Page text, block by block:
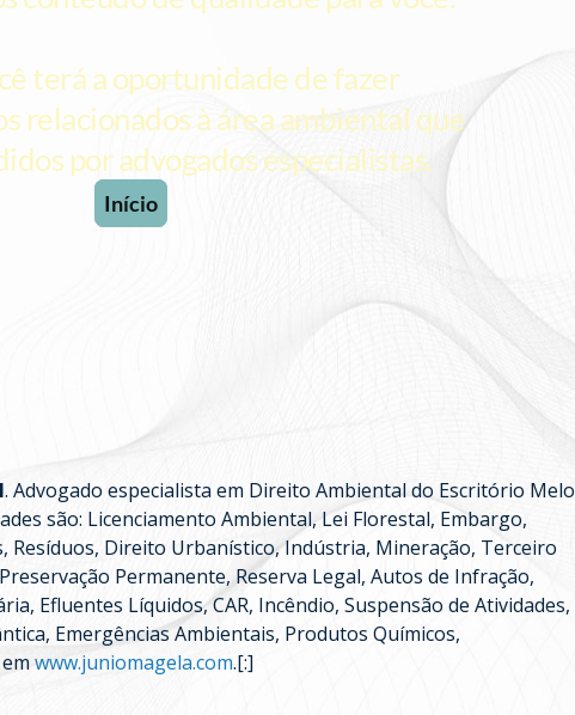
. Advogado especialista em Direito Ambiental do Escritório Melo
são: Licenciamento Ambiental, Lei Florestal, Embargo,
Resíduos, Direito Urbanístico, Indústria, Mineração, Terceiro
Permanente, Reserva Legal, Autos de Infração,
Efluentes Líquidos, CAR, Incêndio, Suspensão de Atividades,
Emergências Ambientais, Produtos Químicos,
www.juniomagela.com.[:]